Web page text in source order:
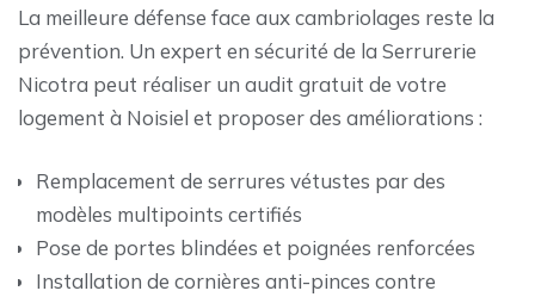
La meilleure défense face aux cambriolages reste la
prévention. Un expert en sécurité de la Serrurerie
Nicotra peut réaliser un audit gratuit de votre
logement à Noisiel et proposer des améliorations :
Remplacement de serrures vétustes par des
modèles multipoints certifiés
Pose de portes blindées et poignées renforcées
Installation de cornières anti-pinces contre